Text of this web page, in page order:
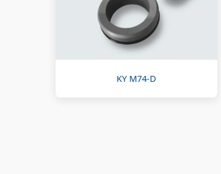
KY M74-D